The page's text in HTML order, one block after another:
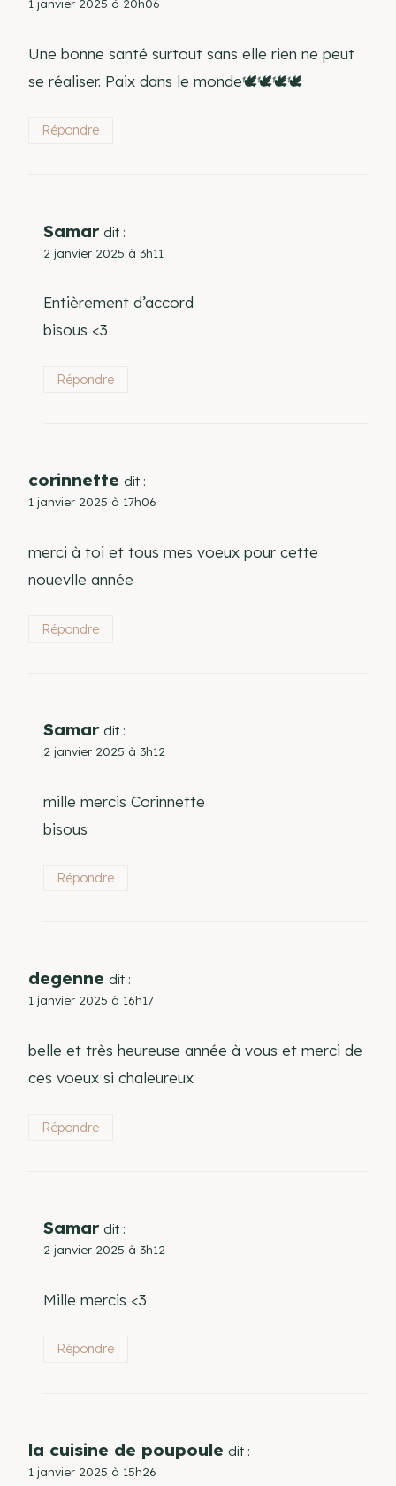
1 janvier 2025 à 20h06
Une bonne santé surtout sans elle rien ne peut
se réaliser. Paix dans le monde🕊🕊🕊🕊
Répondre
Samar dit :
2 janvier 2025 à 3h11
Entièrement d’accord
bisous <3
Répondre
corinnette dit :
1 janvier 2025 à 17h06
merci à toi et tous mes voeux pour cette
nouevlle année
Répondre
Samar dit :
2 janvier 2025 à 3h12
mille mercis Corinnette
bisous
Répondre
degenne dit :
1 janvier 2025 à 16h17
belle et très heureuse année à vous et merci de
ces voeux si chaleureux
Répondre
Samar dit :
2 janvier 2025 à 3h12
Mille mercis <3
Répondre
la cuisine de poupoule dit :
1 janvier 2025 à 15h26